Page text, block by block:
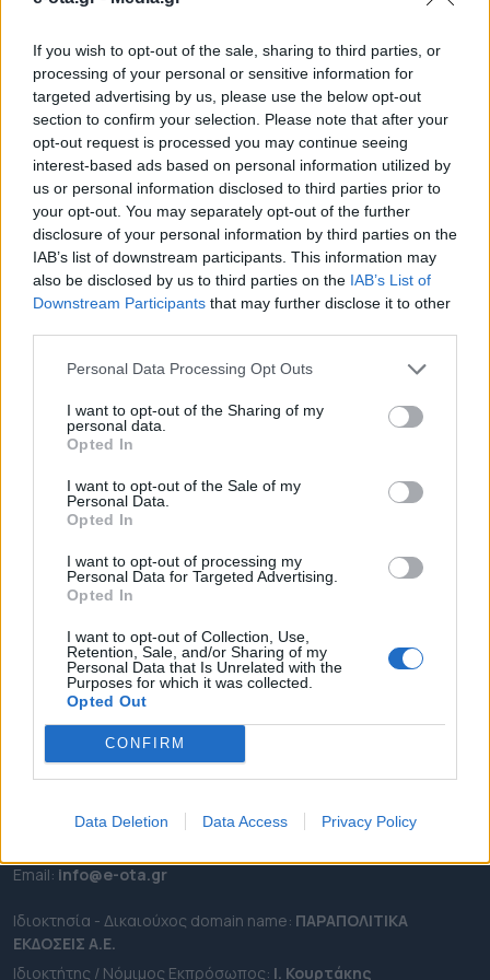
If you wish to opt-out of the sale, sharing to third parties, or
processing of your personal or sensitive information for
targeted advertising by us, please use the below opt-out
section to confirm your selection. Please note that after your
opt-out request is processed you may continue seeing
interest-based ads based on personal information utilized by
us or personal information disclosed to third parties prior to
your opt-out. You may separately opt-out of the further
disclosure of your personal information by third parties on the
IAB’s list of downstream participants. This information may
also be disclosed by us to third parties on the IAB’s List of
Downstream Participants that may further disclose it to other
Personal Data Processing Opt Outs
I want to opt-out of the Sharing of my
personal data.
Opted In
I want to opt-out of the Sale of my
Personal Data.
Opted In
I want to opt-out of processing my
Personal Data for Targeted Advertising.
Opted In
I want to opt-out of Collection, Use,
Retention, Sale, and/or Sharing of my
Personal Data that Is Unrelated with the
Purposes for which it was collected.
Opted Out
CONFIRM
Data Deletion Data Access Privacy Policy
Κατάλογο με τα έξι ελληνικά νησιά που διακρίνονται
σε επίπεδο βιωσιμότητας ανακοίνωσε το
Euronews, στο πλαίσιο του στοχευμένου
προγράμματος του ΕΟΤ. Η λίστα περιλαμβάνει την
Τήλο, την Ύδρα, την Αστυπάλαια, την Πάρο, τους
Λειψούς και την Άνδρο. Σύμφωνα με το διεθνές
ειδησεογραφικό δίκτυο, η Αστυπάλαια, ξεχωρίζει
για το επαναστατικό εγχείρημα μετατροπής της
στο πρώτο «έξυπνο» […]
06.03.2023 - 09.18
ΡΟΗ ΕΙΔΗΣΕΩΝ
ΕΠΙΚΑΙΡΟΤΗΤΑ
ΠΕΡΙΦΕΡΕΙΕΣ
OTA LEAKS
ΣΥΝΕΝΤΕΥΞΕΙΣ
ΑΠΟΨΕΙΣ
ΠΡΟΣΛΗΨΕΙΣ
e-ota.gr | Ταυτότητα
Καλλιθέα Αττικής
Εmail: info@e-ota.gr
Ιδιοκτησία - Δικαιούχος domain name: ΠΑΡΑΠΟΛΙΤΙΚΑ
ΕΚΔΟΣΕΙΣ A.E.
Ιδιοκτήτης / Νόμιμος Εκπρόσωπος: Ι. Κουρτάκης